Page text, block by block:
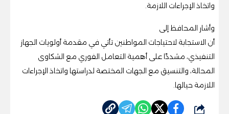
واتخاذ الإجراءات اللازمة.
وأشار المحافظ إلى
أن الاستجابة لاحتياجات المواطنين تأتي في مقدمة أولويات الجهاز
التنفيذي، مشددًا على أهمية التعامل الفوري مع الشكاوى
المحالة، والتنسيق مع الجهات المختصة لدراستها واتخاذ الإجراءات
اللازمة حيالها.
شارك